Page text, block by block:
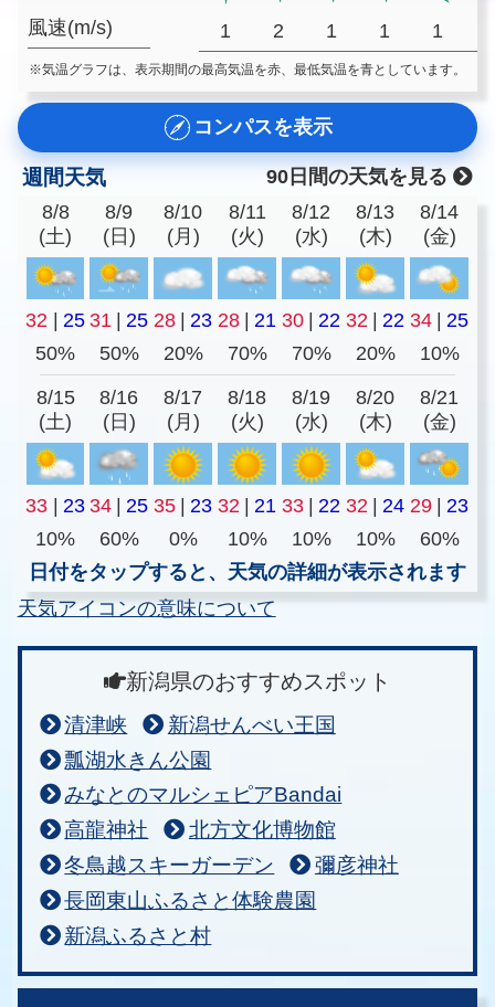
風速(m/s) 1 2 1 1 1
※気温グラフは、表示期間の最高気温を赤、最低気温を青としています。
コンパスを表示
週間天気
90日間の天気を見る
8/8
(土)
8/9
(日)
8/10
(月)
8/11
(火)
8/12
(水)
8/13
(木)
8/14
(金)
32 | 25 31 | 25 28 | 23 28 | 21 30 | 22 32 | 22 34 | 25
50%
50% 20% 70% 70% 20% 10%
8/15
(土)
8/16
(日)
8/17
(月)
8/18
(火)
8/19
(水)
8/20
(木)
8/21
(金)
33 | 23 34 | 25 35 | 23 32 | 21 33 | 22 32 | 24 29 | 23
10%
60% 0% 10% 10% 10%
60%
日付をタップすると、天気の詳細が表示されます
天気アイコンの意味について
新潟県のおすすめスポット
清津峡
新潟せんべい王国
瓢湖水きん公園
みなとのマルシェピアBandai
高龍神社
北方文化博物館
冬鳥越スキーガーデン
彌彦神社
長岡東山ふるさと体験農園
新潟ふるさと村